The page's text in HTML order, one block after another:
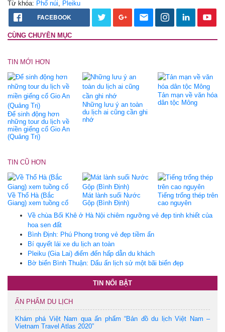
Từ khóa: Phố núi Pleiku
FACEBOOK
CÙNG CHUYÊN MỤC
TIN MỚI HƠN
Để sinh động hơn
những tour du lịch về
miền giếng cổ Gio An
(Quảng Trị)
Những lưu ý an toàn
du lịch ai cũng cần ghi
nhớ
Tản mạn về văn hóa
dân tộc Mông
TIN CŨ HƠN
Về Thổ Hà (Bắc
Giang) xem tuồng cổ
Mát lành suối Nước
Gộp (Bình Định)
Tiếng trống thép trên
cao nguyên
Về chùa Bối Khê ở Hà Nội chiêm ngưỡng vẻ đẹp tinh khiết của
hoa sen đất
Bình Định: Phú Phong trong vẻ đẹp tiềm ẩn
Bí quyết lái xe du lịch an toàn
Pleiku (Gia Lai) điểm đến hấp dẫn du khách
Bờ biển Bình Thuận: Dấu ấn lịch sử một bãi biển đẹp
TIN NỔI BẬT
ẤN PHẨM DU LỊCH
Khám phá Việt Nam qua ấn phẩm “Bản đồ du lịch Việt Nam –
Vietnam Travel Atlas 2020”